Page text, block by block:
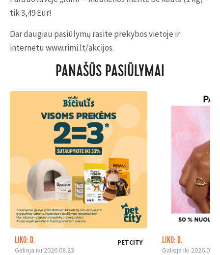
tik 3,49 Eur!
Dar daugiau pasiūlymų rasite prekybos vietoje ir
internetu www.rimi.lt/akcijos.
PANAŠŪS PASIŪLYMAI
LIKO: D.
Galioja iki 2026.08.23
PETCITY
LIKO: D.
Galioja iki